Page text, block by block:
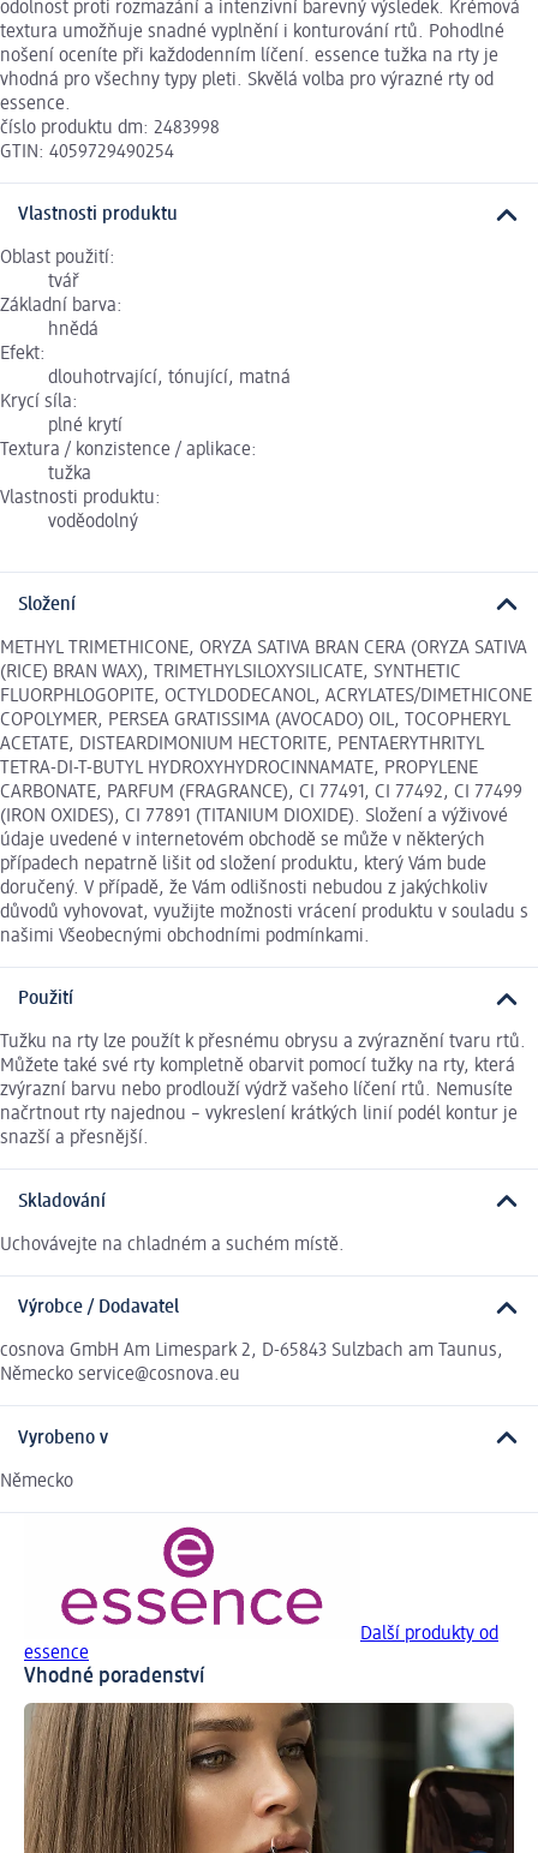
odolnost proti rozmazání a intenzivní barevný výsledek. Krémová
textura umožňuje snadné vyplnění i konturování rtů. Pohodlné
nošení oceníte při každodenním líčení. essence tužka na rty je
vhodná pro všechny typy pleti. Skvělá volba pro výrazné rty od
essence.
číslo produktu dm: 2483998
GTIN: 4059729490254
Vlastnosti produktu
Oblast použití:
tvář
Základní barva:
hnědá
Efekt:
dlouhotrvající, tónující, matná
Krycí síla:
plné krytí
Textura / konzistence / aplikace:
tužka
Vlastnosti produktu:
voděodolný
Složení
METHYL TRIMETHICONE, ORYZA SATIVA BRAN CERA (ORYZA SATIVA
(RICE) BRAN WAX), TRIMETHYLSILOXYSILICATE, SYNTHETIC
FLUORPHLOGOPITE, OCTYLDODECANOL, ACRYLATES/DIMETHICONE
COPOLYMER, PERSEA GRATISSIMA (AVOCADO) OIL, TOCOPHERYL
ACETATE, DISTEARDIMONIUM HECTORITE, PENTAERYTHRITYL
TETRA-DI-T-BUTYL HYDROXYHYDROCINNAMATE, PROPYLENE
CARBONATE, PARFUM (FRAGRANCE), CI 77491, CI 77492, CI 77499
(IRON OXIDES), CI 77891 (TITANIUM DIOXIDE). Složení a výživové
údaje uvedené v internetovém obchodě se může v některých
případech nepatrně lišit od složení produktu, který Vám bude
doručený. V případě, že Vám odlišnosti nebudou z jakýchkoliv
důvodů vyhovovat, využijte možnosti vrácení produktu v souladu s
našimi Všeobecnými obchodními podmínkami.
Použití
Tužku na rty lze použít k přesnému obrysu a zvýraznění tvaru rtů.
Můžete také své rty kompletně obarvit pomocí tužky na rty, která
zvýrazní barvu nebo prodlouží výdrž vašeho líčení rtů. Nemusíte
načrtnout rty najednou – vykreslení krátkých linií podél kontur je
snazší a přesnější.
Skladování
Uchovávejte na chladném a suchém místě.
Výrobce / Dodavatel
cosnova GmbH Am Limespark 2, D-65843 Sulzbach am Taunus,
Německo service@cosnova.eu
Vyrobeno v
Německo
Další produkty od
essence
Vhodné poradenství